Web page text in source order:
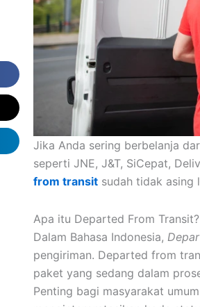
Jika Anda sering berbelanja
seperti JNE, J&T, SiCepat,
from transit sudah tidak asing
Apa itu Departed From Transit?
Dalam Bahasa Indonesia,
pengiriman. Departed from
paket yang sedang dalam
Penting bagi masyarakat